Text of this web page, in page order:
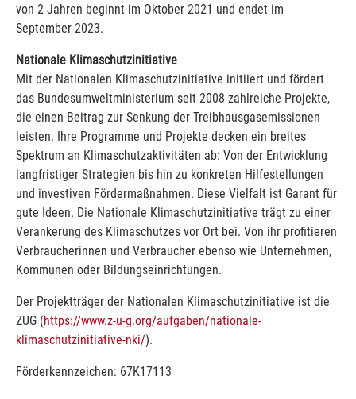
von 2 Jahren beginnt im Oktober 2021 und endet im
September 2023.
Nationale Klimaschutzinitiative
Mit der Nationalen Klimaschutzinitiative initiiert und fördert
das Bundesumweltministerium seit 2008 zahlreiche Projekte,
die einen Beitrag zur Senkung der Treibhausgasemissionen
leisten. Ihre Programme und Projekte decken ein breites
Spektrum an Klimaschutzaktivitäten ab: Von der Entwicklung
langfristiger Strategien bis hin zu konkreten Hilfestellungen
und investiven Fördermaßnahmen. Diese Vielfalt ist Garant für
gute Ideen. Die Nationale Klimaschutzinitiative trägt zu einer
Verankerung des Klimaschutzes vor Ort bei. Von ihr profitieren
Verbraucherinnen und Verbraucher ebenso wie Unternehmen,
Kommunen oder Bildungseinrichtungen.
Der Projektträger der Nationalen Klimaschutzinitiative ist die
ZUG (https://www.z-u-g.org/aufgaben/nationale-
klimaschutzinitiative-nki/).
Förderkennzeichen: 67K17113